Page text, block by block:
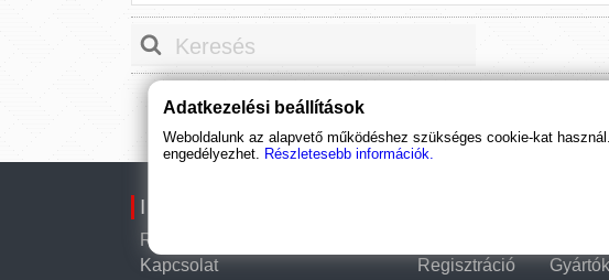
Információk
Rólunk
Kapcsolat
Regisztráció
Gyártók
Adatkezelési beállítások
Weboldalunk az alapvető működéshez szükséges cookie-kat
engedélyezhet. Részletesebb információk.